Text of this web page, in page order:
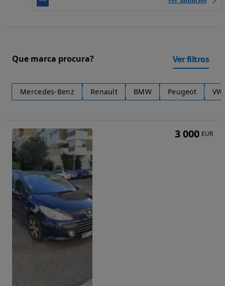
Que marca procura? Ver filtros
Mercedes-Benz Renault BMW Peugeot VW
3 000 EUR